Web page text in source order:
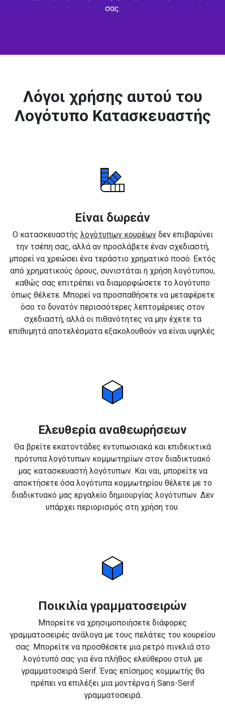
σας.
Λόγοι χρήσης αυτού του
Λογότυπο Κατασκευαστής
Είναι δωρεάν
Ο κατασκευαστής λογότυπων κουρέωνδεν επιβαρύνει
την τσέπη σας, αλλά αν προσλάβετε έναν σχεδιαστή,
μπορεί να χρεώσει ένα τεράστιο χρηματικό ποσό. Εκτός
από χρηματικούς όρους, συνιστάται η χρήση λογότυπου,
καθώς σας επιτρέπει να διαμορφώσετε το λογότυπο
όπως θέλετε. Μπορεί να προσπαθήσετε να μεταφέρετε
όσο το δυνατόν περισσότερες λεπτομέρειες στον
σχεδιαστή, αλλά οι πιθανότητες να μην έχετε τα
επιθυμητά αποτελέσματα εξακολουθούν να είναι υψηλές.
Ελευθερία αναθεωρήσεων
Θα βρείτε εκατοντάδες εντυπωσιακά και επιδεικτικά
πρότυπα λογότυπων κομμωτηρίων στον διαδικτυακό
μας κατασκευαστή λογότυπων. Και ναι, μπορείτε να
αποκτήσετε όσα λογότυπα κομμωτηρίου θέλετε με το
διαδικτυακό μας εργαλείο δημιουργίας λογότυπων. Δεν
υπάρχει περιορισμός στη χρήση του.
Ποικιλία γραμματοσειρών
Μπορείτε να χρησιμοποιήσετε διάφορες
γραμματοσειρές ανάλογα με τους πελάτες του κουρείου
σας. Μπορείτε να προσθέσετε μια ρετρό πινελιά στο
λογότυπό σας για ένα πλήθος ελεύθερου στυλ με
γραμματοσειρά Serif. Ένας επίσημος κομμωτής θα
πρέπει να επιλέξει μια μοντέρνα ή Sans-Serif
γραμματοσειρά.